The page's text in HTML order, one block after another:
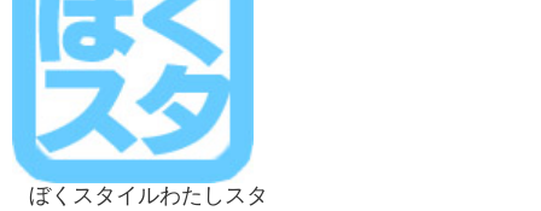
ぼくスタイルわたしスタ